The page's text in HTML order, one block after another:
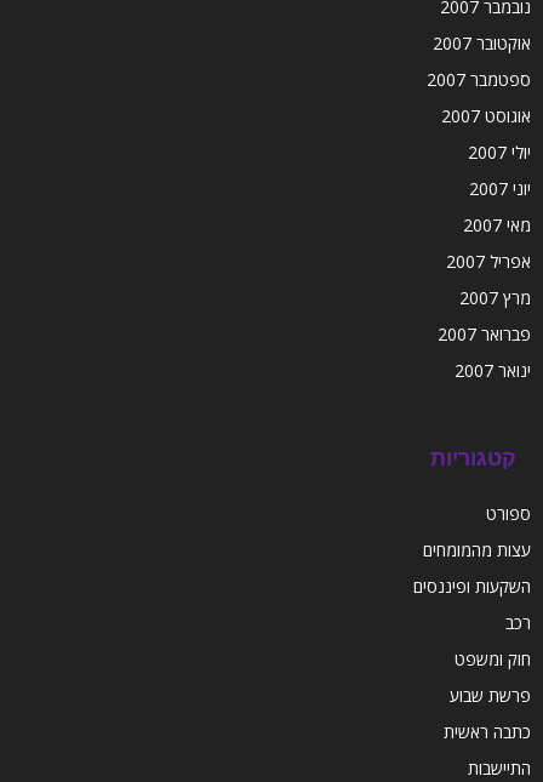
נובמבר 2007
אוקטובר 2007
ספטמבר 2007
אוגוסט 2007
יולי 2007
יוני 2007
מאי 2007
אפריל 2007
מרץ 2007
פברואר 2007
ינואר 2007
קטגוריות
ספורט
עצות מהמומחים
השקעות ופיננסים
רכב
חוק ומשפט
פרשת שבוע
כתבה ראשית
התיישבות